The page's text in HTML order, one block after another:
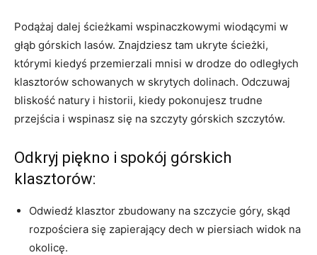
Podążaj dalej ścieżkami wspinaczkowymi wiodącymi w
głąb górskich lasów. Znajdziesz ‍tam ukryte ścieżki,
którymi kiedyś przemierzali mnisi w drodze do odległych
klasztorów schowanych w skrytych dolinach. Odczuwaj⁣
bliskość natury i historii, ⁣kiedy pokonujesz trudne
przejścia i wspinasz się na szczyty górskich szczytów.
Odkryj piękno i spokój górskich
klasztorów:
Odwiedź⁢ klasztor zbudowany​ na ​szczycie ‌góry, skąd
rozpościera​ się zapierający dech ⁤w piersiach‌ widok na
okolicę.